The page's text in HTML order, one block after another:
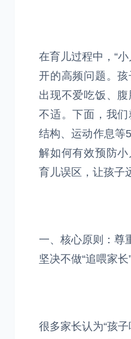
在育儿过程中，“
开的高频问题。
出现不爱吃饭、
不适。下面，我
结构、运动作息等
解如何有效预防
育儿误区，让孩子
一、核心原则：尊
坚决不做“追喂家长
很多家长认为“孩